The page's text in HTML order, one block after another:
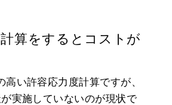
算をするとコストが
高い許容応力度計算ですが、
実施していないのが現状で